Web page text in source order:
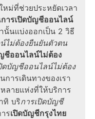
ม่ที่ช่วยประหยัดเวลา
การเปิดบัญชีออนไลน์
นั้นแบ่งออกเป็น 2 วิธี
ไม่ต้องยืนยันตัวตน
ชีออนไลน์ไม่ต้อง
ดบัญชีออนไลน์ไม่ต้อง
การเดินทางของเรา
ลายแห่งที่ให้บริการ
ทิ บริการเปิดบัญชี
รเปิดบัญชีกรุงไทย